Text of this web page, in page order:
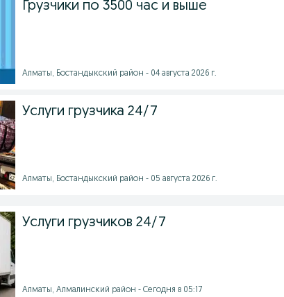
Грузчики по 3500 час и выше
Алматы, Бостандыкский район - 04 августа 2026 г.
Услуги грузчика 24/7
Алматы, Бостандыкский район - 05 августа 2026 г.
Услуги грузчиков 24/7
Алматы, Алмалинский район - Сегодня в 05:17